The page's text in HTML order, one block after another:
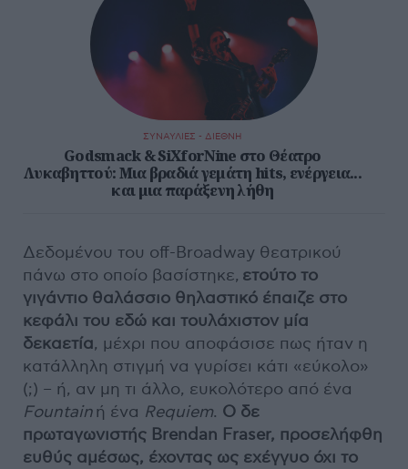
ΣΥΝΑΥΛΙΕΣ - ΔΙΕΘΝΗ
Godsmack & SiXforNine στο Θέατρο
Λυκαβηττού: Μια βραδιά γεμάτη hits, ενέργεια...
και μια παράξενη λήθη
Δεδομένου του off-Broadway θεατρικού
πάνω στο οποίο βασίστηκε, ετούτο το
γιγάντιο θαλάσσιο θηλαστικό έπαιζε στο
κεφάλι του εδώ και τουλάχιστον μία
δεκαετία, μέχρι που αποφάσισε πως ήταν η
κατάλληλη στιγμή να γυρίσει κάτι «εύκολο»
(;) – ή, αν μη τι άλλο, ευκολότερο από ένα
Fountainή ένα Requiem. Ο δε
πρωταγωνιστής Brendan Fraser, προσελήφθη
ευθύς αμέσως, έχοντας ως εχέγγυο όχι το